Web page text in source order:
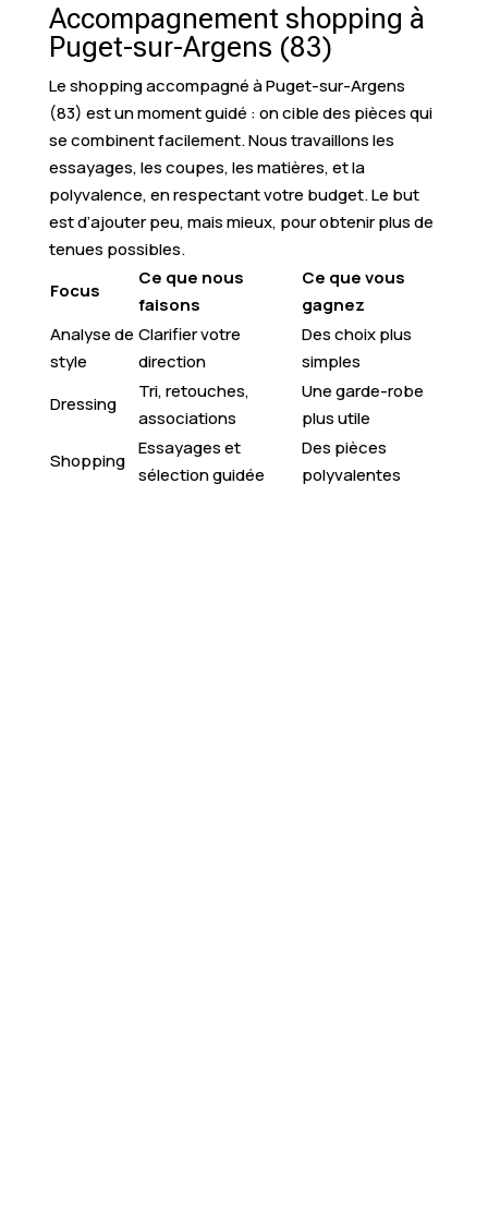
Accompagnement shopping à
Puget-sur-Argens (83)
Le shopping accompagné à Puget-sur-Argens
(83) est un moment guidé : on cible des pièces qui
se combinent facilement. Nous travaillons les
essayages, les coupes, les matières, et la
polyvalence, en respectant votre budget. Le but
est d’ajouter peu, mais mieux, pour obtenir plus de
tenues possibles.
Focus
Ce que nous
faisons
Ce que vous
gagnez
Analyse de
style
Clarifier votre
direction
Des choix plus
simples
Dressing
Tri, retouches,
associations
Une garde-robe
plus utile
Shopping
Essayages et
sélection guidée
Des pièces
polyvalentes